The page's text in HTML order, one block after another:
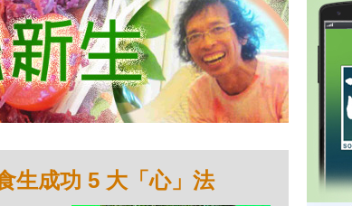
生成功 5 大「心」法